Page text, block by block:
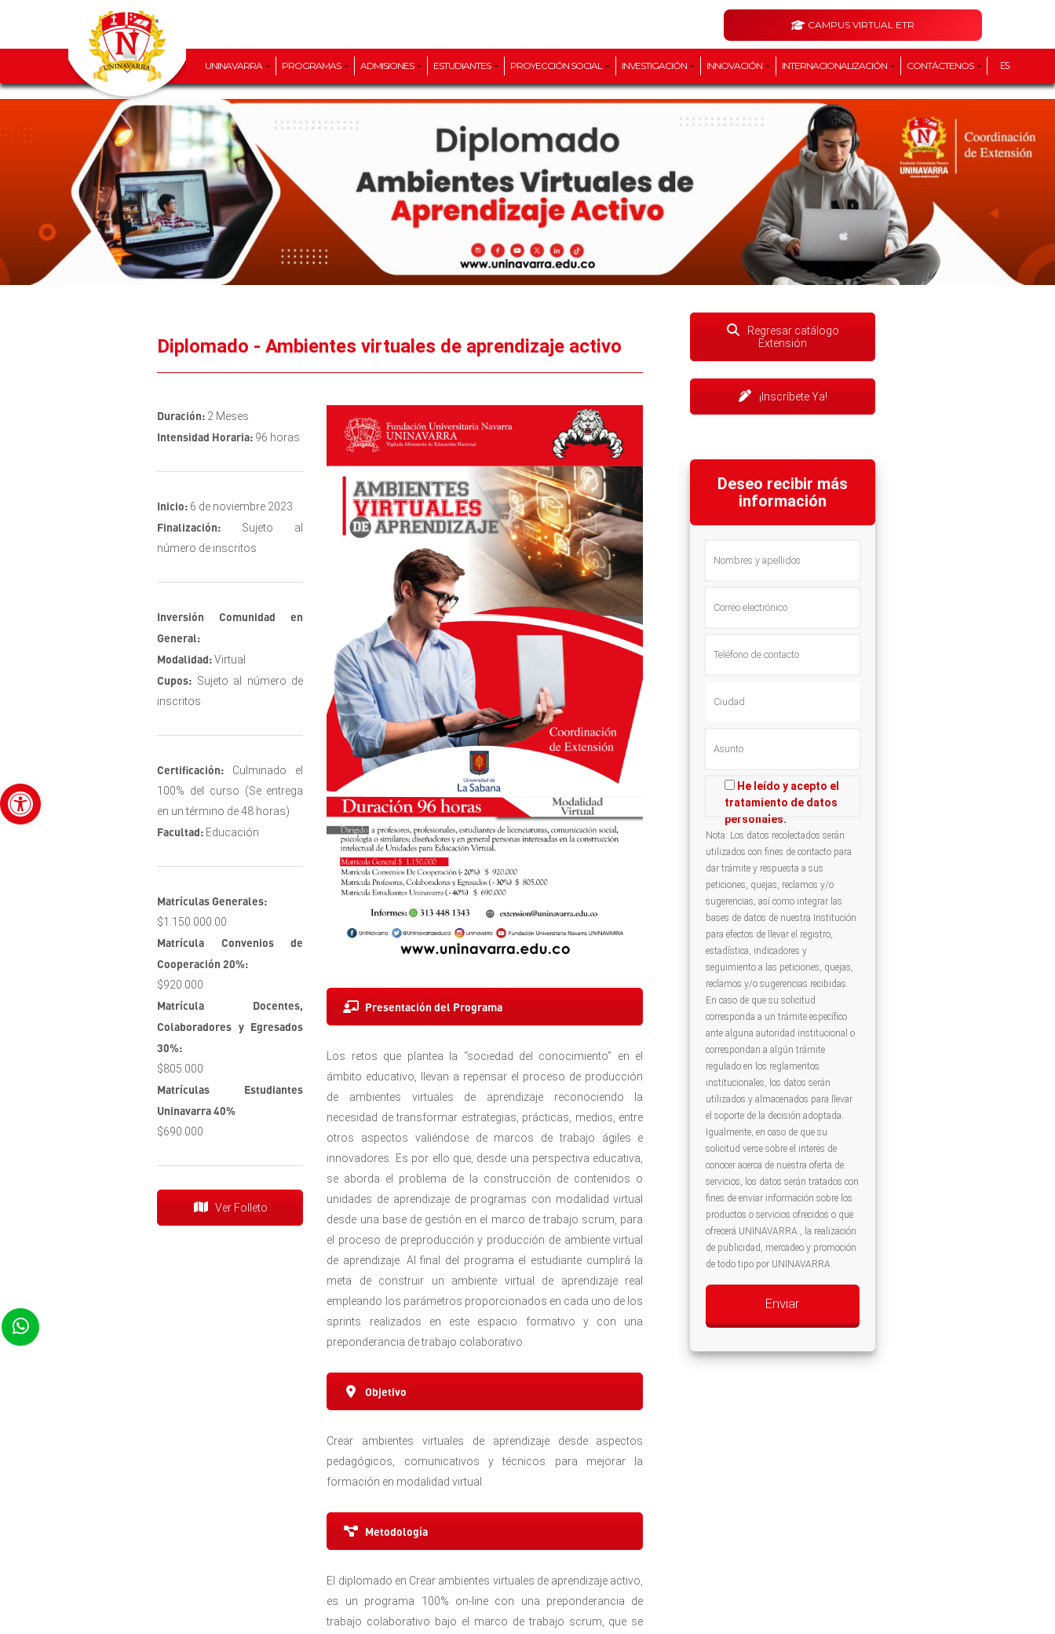
Abrir barra de herramientas
CAMPUS VIRTUAL ETR
UNINAVARRA PROGRAMAS ADMISIONES ESTUDIANTES PROYECCIÓN SOCIAL INVESTIGACIÓN INNOVACIÓN INTERNACIONALIZACIÓN CONTÁCTENOS ES
Diplomado - Ambientes virtuales de aprendizaje activo
Duración: 2 Meses
Intensidad Horaria: 96 horas
Inicio: 6 de noviembre 2023
Finalización:
Sujeto al
número de inscritos
Inversión Comunidad en
General:
Modalidad:Virtual
Cupos: Sujeto al número de
inscritos
Certificación:
Culminado el
100% del curso (Se entrega
en un término de 48 horas)
Facultad: Educación
Matrículas Generales:
$1.150.000.00
Matrícula Convenios de
Cooperación 20%:
$920.000
Matrícula Docentes,
Colaboradores y Egresados
30%:
$805.000
Matrículas Estudiantes
Uninavarra 40%
$690.000
Ver Folleto
Presentación del Programa
Los retos que plantea la “sociedad del conocimiento” en el
ámbito educativo, llevan a repensar el proceso de producción
de ambientes virtuales de aprendizaje reconociendo la
necesidad de transformar estrategias, prácticas, medios, entre
otros aspectos valiéndose de marcos de trabajo ágiles e
innovadores. Es por ello que, desde una perspectiva educativa,
se aborda el problema de la construcción de contenidos o
unidades de aprendizaje de programas con modalidad virtual
desde una base de gestión en el marco de trabajo scrum, para
el proceso de preproducción y producción de ambiente virtual
de aprendizaje. Al final del programa el estudiante cumplirá la
meta de construir un ambiente virtual de aprendizaje real
empleando los parámetros proporcionados en cada uno de los
sprints realizados en este espacio formativo y con una
preponderancia de trabajo colaborativo.
Objetivo
Crear ambientes virtuales de aprendizaje desde aspectos
pedagógicos, comunicativos y técnicos para mejorar la
formación en modalidad virtual.
Metodología
El diplomado en Crear ambientes virtuales de aprendizaje activo,
es un programa 100% on-line con una preponderancia de
trabajo colaborativo bajo el marco de trabajo scrum, que se
Regresar catálogo
Extensión
¡Inscríbete Ya!
Deseo recibir más
información
He leído y acepto el
tratamiento de datos
personales.
Nota: Los datos recolectados serán
utilizados con fines de contacto para
dar trámite y respuesta a sus
peticiones, quejas, reclamos y/o
sugerencias, así como integrar las
bases de datos de nuestra Institución
para efectos de llevar el registro,
estadística, indicadores y
seguimiento a las peticiones, quejas,
reclamos y/o sugerencias recibidas.
En caso de que su solicitud
corresponda a un trámite específico
ante alguna autoridad institucional o
correspondan a algún trámite
regulado en los reglamentos
institucionales, los datos serán
utilizados y almacenados para llevar
el soporte de la decisión adoptada.
Igualmente, en caso de que su
solicitud verse sobre el interés de
conocer acerca de nuestra oferta de
servicios, los datos serán tratados con
fines de enviar información sobre los
productos o servicios ofrecidos o que
ofrecerá UNINAVARRA., la realización
de publicidad, mercadeo y promoción
de todo tipo por UNINAVARRA.